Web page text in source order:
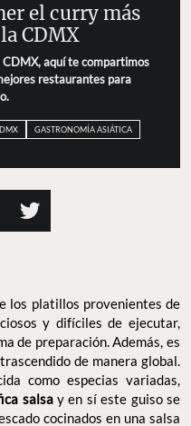
el curry más
CDMX
en CDMX, aquí te
de los mejores
hacerlo.
GASTRONOMÍA ASIÁTICA
los platillos provenientes de
y difíciles de ejecutar,
de preparación. Además, es
de manera global.
como especias variadas,